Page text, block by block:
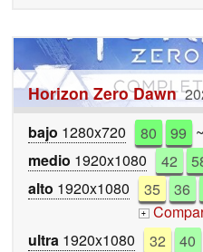
Horizon Zero Dawn
bajo 1280x720 80 99
medio 1920x1080 42
alto 1920x1080 35 36
+
ultra 1920x1080 32 40